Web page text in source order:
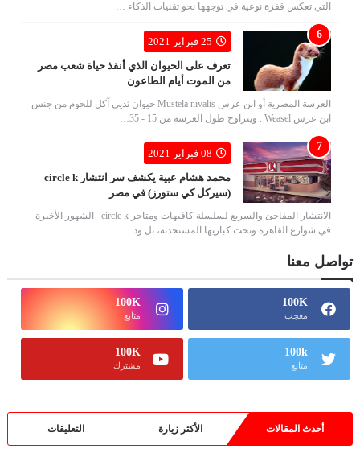
التي تعكس قفزة نوعية في توجهها نحو تقنيات الذكاء …
25 فبراير 2021
تعرف على الحيوان الذي أنقذ حياة شعب مصر
من الموت أيام الطاعون
العرسة المصرية أو ابن عرس Mustela nivalis حيوان ثديي آكل للحوم من جنس
ابن عرس Weasel . ويتراوح طول العرسة من 15 - 35…
08 فبراير 2021
محمد هشام عبية يكشف سر انتشار circle k
(سيركل كي ستورز) في مصر
الانتشار المفاجئ والسريع لسلسلة كافيهات ومتاجر circle k الشهور الأخيرة
في شوارع القاهرة وتحت كباريها المستحدثة، بل ود…
تواصل معنا
100K
معجب
100K
متابع
100k
متابع
100K
مشترك
أحدث المقالات الأكثر زيارة التعليقات